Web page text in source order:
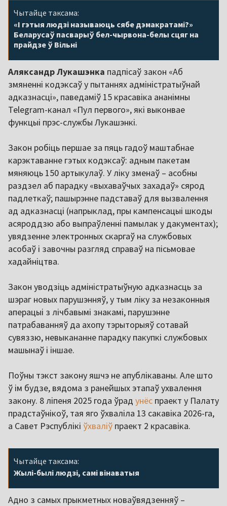
Чытайце таксама:
«І гэтыя людзі называюць сябе дэмакратамі?»
Беларусаў пасварыў бел-чырвона-белы сцяг на
прайдзе ў Вільні
Аляксандр Лукашэнка падпісаў закон «Аб
змяненні кодэксаў у пытаннях адміністратыўнай
адказнасці», паведаміў 15 красавіка ананімны
Telegram-канал «Пул первого», які выконвае
функцыі прэс-службы Лукашэнкі.
Закон робіць першае за пяць гадоў маштабнае
карэктаванне гэтых кодэксаў: адным пакетам
мяняюць 150 артыкулаў. У ліку зменаў – асобны
раздзел аб парадку «выхаваўчых захадаў» сярод
падлеткаў; пашырэнне падставаў для вызвалення
ад адказнасці (напрыклад, пры кампенсацыі шкоды
асяроддзю або выпраўленні памылак у дакументах);
увядзенне электронных скаргаў на службовых
асобаў і завочны разгляд справаў на пісьмовае
хадайніцтва.
Закон уводзіць адміністратыўную адказнасць за
шэраг новых парушэнняў, у тым ліку за незаконныя
аперацыі з лічбавымі знакамі, парушэнне
патрабаванняў да ахопу тэрыторыяў сотавай
сувяззю, невыкананне парадку пакупкі службовых
машынаў і іншае.
Поўны тэкст закону яшчэ не апублікаваны. Але што
ў ім будзе, вядома з ранейшых этапаў ухвалення
закону. 8 ліпеня 2025 года ўрад унёс праект у Палату
прадстаўнікоў, тая яго ўхваліла 13 сакавіка 2026-га,
а Савет Рэспублікі ўхваліў праект 2 красавіка.
Чытайце таксама:
Жылі-былі людзі, самі вінаватыя
Адно з самых прыкметных новаўвядзенняў –